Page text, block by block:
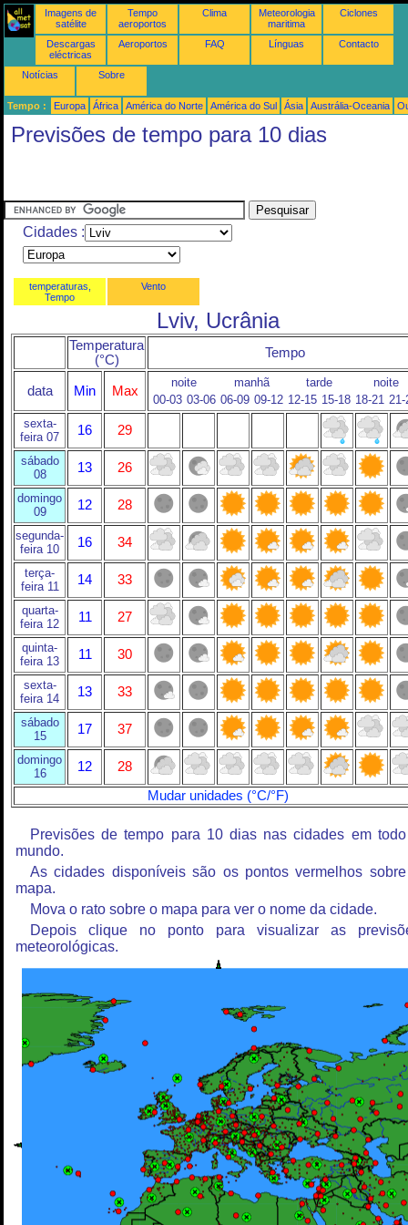
Imagens de
satélite
Tempo
aeroportos
Clima
Meteorologia
maritima
Ciclones
Descargas
eléctricas
Aeroportos FAQ Línguas Contacto
Notícias Sobre
Tempo : Europa África América do Norte América do Sul Ásia Austrália-Oceania
Previsões de tempo para 10 dias
Cidades :
temperaturas,
Tempo
Vento
Lviv, Ucrânia
Temperatura
(°C)
Tempo
data Min Max
noite manhã tarde
noite
00-03 03-06 06-09 09-12 12-15 15-18 18-21 21-
sexta-
feira 07
16 29
sábado
08
13 26
domingo
09
12 28
segunda-
feira 10
16 34
terça-
feira 11
14 33
quarta-
feira 12
11 27
quinta-
feira 13
11 30
sexta-
feira 14
13 33
sábado
15
17 37
domingo
16
12
28
Mudar unidades (°C/°F)
Previsões de tempo para 10 dias nas cidades em
mundo.
As cidades disponíveis são os pontos vermelhos
mapa.
Mova o rato sobre o mapa para ver o nome da cidade.
Depois clique no ponto para visualizar as
meteorológicas.